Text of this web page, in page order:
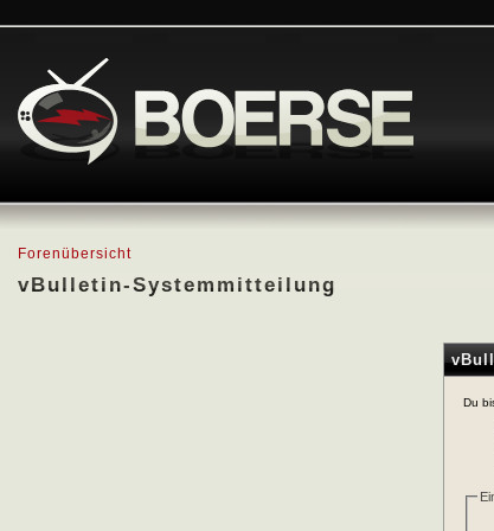
Forenübersicht
vBulletin-Systemmitteilung
Du